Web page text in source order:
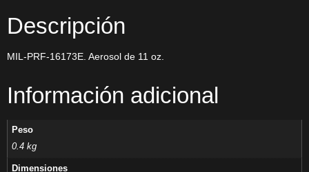
Descripción
MIL-PRF-16173E. Aerosol de 11 oz.
Información adicional
Peso
0.4 kg
Dimensiones